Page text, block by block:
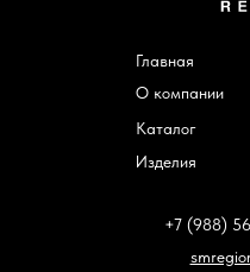
Главная
О компании
Каталог
Изделия
+7 (988)